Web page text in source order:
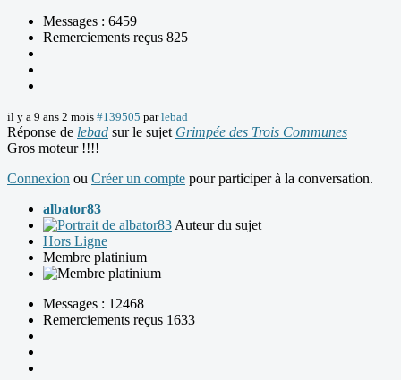
Messages : 6459
Remerciements reçus 825
il y a 9 ans 2 mois #139505 parlebad
Réponse de lebad sur le sujet Grimpée des Trois Communes
Gros moteur !!!!
Connexion ou Créer un compte pour participer à la conversation.
albator83
Auteur du sujet
Hors Ligne
Membre platinium
Messages : 12468
Remerciements reçus 1633